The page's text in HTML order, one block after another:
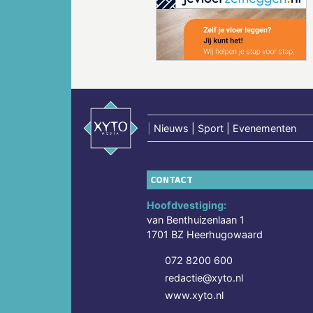
Nieuws | Sport | Evenementen
CONTACT
Hoofdvestiging:
van Benthuizenlaan 1
1701 BZ Heerhugowaard
072 8200 600
redactie@xyto.nl
www.xyto.nl